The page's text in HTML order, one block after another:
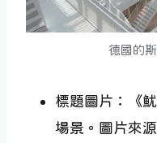
德國的
標題圖片：《
場景。圖片來源